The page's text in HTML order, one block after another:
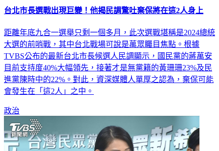
台北市長選戰出現巨變！他揭民調驚吐棄保將在這2人身上
距離年底九合一選舉只剩一個多月，此次選戰堪稱是2024總統
大選的前哨戰，其中台北戰場可說是萬眾矚目焦點。根據
TVBS公布的最新台北市長候選人民調顯示，國民黨的蔣萬安
目前支持度40%大幅領先，接著才是無黨籍的黃珊珊23%及民
進黨陳時中的22%。對此，資深媒體人單厚之認為，棄保可能
會發生在「這2人」之中。
政治